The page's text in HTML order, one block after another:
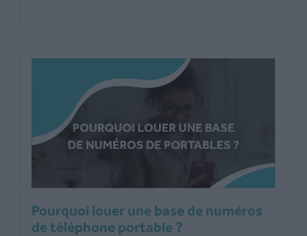
Pourquoi louer une base de numéros
de téléphone portable ?